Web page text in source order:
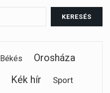
Békés
Orosháza
Kék hír Sport